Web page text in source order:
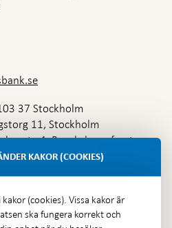
37 Stockholm
11, Stockholm
4, Brunkebergsfaret,
KAKOR (COOKIES)
(cookies). Vissa kakor är
ska fungera korrekt och